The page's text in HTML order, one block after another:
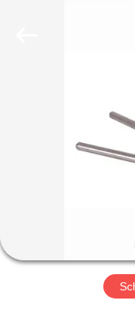
PRODUKTE
FABRIK-
AUSFLUG